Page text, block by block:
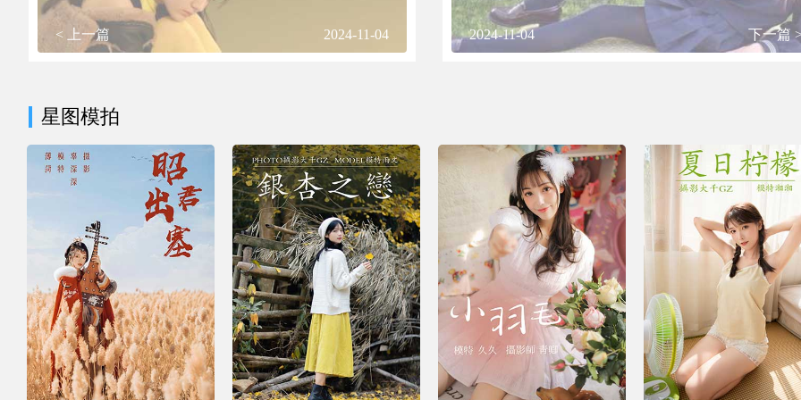
< 上一篇 2024-11-04 2024-11-04 下一篇
星图模拍